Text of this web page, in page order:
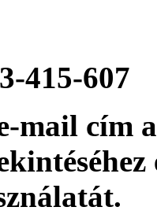
415-607
mail cím